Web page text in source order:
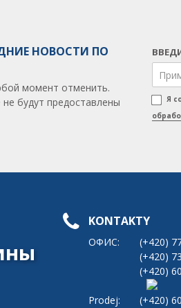
НОВОСТИ ПО
момент отменить.
будут предоставлены
Я
KONTAKTY
ОФИС: (+420)
(+420)
(+420)
Prodej: (+420)